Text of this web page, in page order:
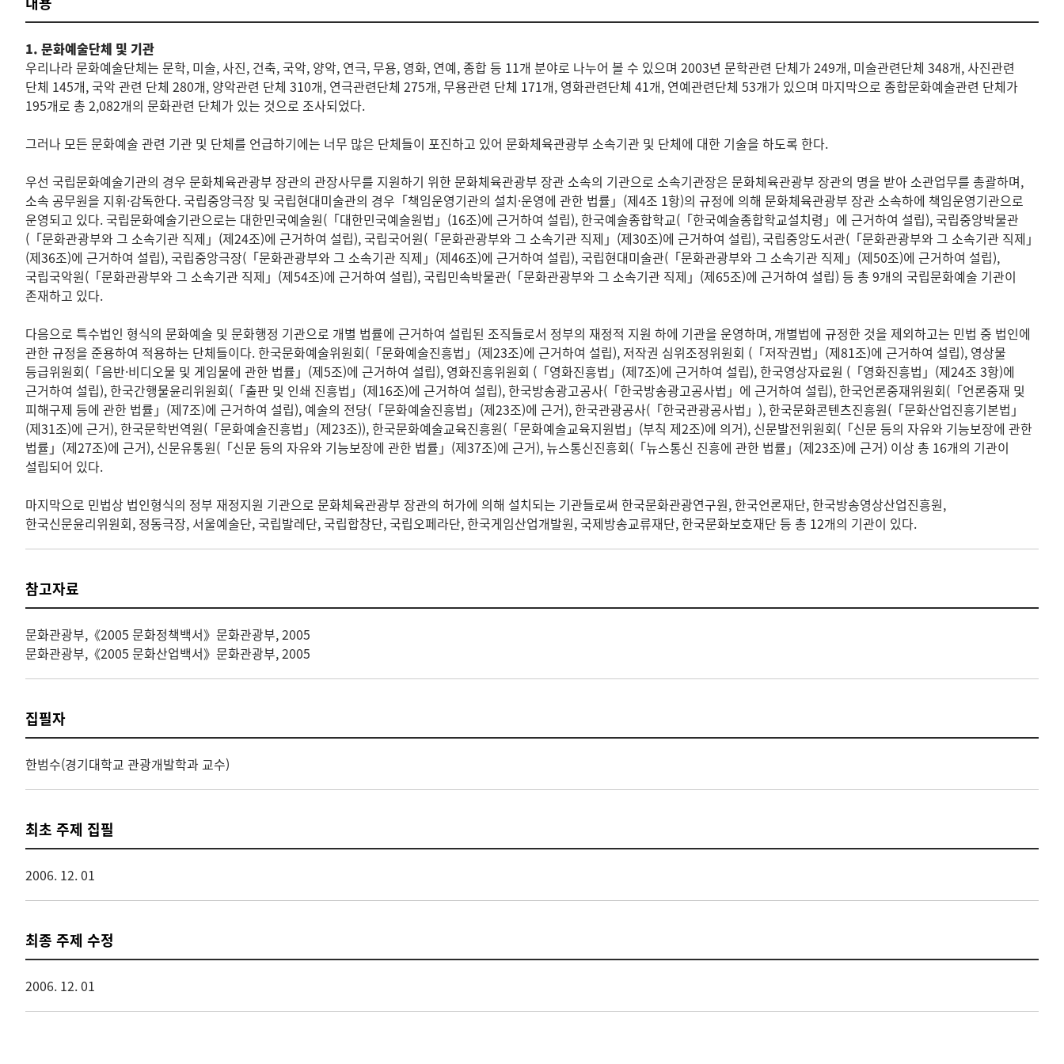
1. 문화예술단체 및 기관
우리나라 문화예술단체는 문학, 미술, 사진, 건축, 국악, 양악, 연극, 무용, 영화, 연예, 종합 등 11개 분야로 나누어 볼 수 있으며 2003년 문학관련 단체가 249개, 미술관련단체 348개, 사진관련
단체 145개, 국악 관련 단체 280개, 양악관련 단체 310개, 연극관련단체 275개, 무용관련 단체 171개, 영화관련단체 41개, 연예관련단체 53개가 있으며 마지막으로 종합문화예술관련 단체가
195개로 총 2,082개의 문화관련 단체가 있는 것으로 조사되었다.
그러나 모든 문화예술 관련 기관 및 단체를 언급하기에는 너무 많은 단체들이 포진하고 있어 문화체육관광부 소속기관 및 단체에 대한 기술을 하도록 한다.
우선 국립문화예술기관의 경우 문화체육관광부 장관의 관장사무를 지원하기 위한 문화체육관광부 장관 소속의 기관으로 소속기관장은 문화체육관광부 장관의 명을 받아 소관업무를 총괄하며,
소속 공무원을 지휘·감독한다. 국립중앙극장 및 국립현대미술관의 경우「책임운영기관의 설치·운영에 관한 법률」(제4조 1항)의 규정에 의해 문화체육관광부 장관 소속하에 책임운영기관으로
운영되고 있다. 국립문화예술기관으로는 대한민국예술원(「대한민국예술원법」(16조)에 근거하여 설립), 한국예술종합학교(「한국예술종합학교설치령」에 근거하여 설립), 국립중앙박물관
(「문화관광부와 그 소속기관 직제」(제24조)에 근거하여 설립), 국립국어원(「문화관광부와 그 소속기관 직제」(제30조)에 근거하여 설립), 국립중앙도서관(「문화관광부와 그 소속기관 직제」
(제36조)에 근거하여 설립), 국립중앙극장(「문화관광부와 그 소속기관 직제」(제46조)에 근거하여 설립), 국립현대미술관(「문화관광부와 그 소속기관 직제」(제50조)에 근거하여 설립),
국립국악원(「문화관광부와 그 소속기관 직제」(제54조)에 근거하여 설립), 국립민속박물관(「문화관광부와 그 소속기관 직제」(제65조)에 근거하여 설립) 등 총 9개의 국립문화예술 기관이
존재하고 있다.
다음으로 특수법인 형식의 문화예술 및 문화행정 기관으로 개별 법률에 근거하여 설립된 조직들로서 정부의 재정적 지원 하에 기관을 운영하며, 개별법에 규정한 것을 제외하고는 민법 중 법인에
관한 규정을 준용하여 적용하는 단체들이다. 한국문화예술위원회(「문화예술진흥법」(제23조)에 근거하여 설립), 저작권 심위조정위원회 (「저작권법」(제81조)에 근거하여 설립), 영상물
등급위원회(「음반·비디오물 및 게임물에 관한 법률」(제5조)에 근거하여 설립), 영화진흥위원회 (「영화진흥법」(제7조)에 근거하여 설립), 한국영상자료원 (「영화진흥법」(제24조 3항)에
근거하여 설립), 한국간행물윤리위원회(「출판 및 인쇄 진흥법」(제16조)에 근거하여 설립), 한국방송광고공사(「한국방송광고공사법」에 근거하여 설립), 한국언론중재위원회(「언론중재 및
피해구제 등에 관한 법률」(제7조)에 근거하여 설립), 예술의 전당(「문화예술진흥법」(제23조)에 근거), 한국관광공사(「한국관광공사법」), 한국문화콘텐츠진흥원(「문화산업진흥기본법」
(제31조)에 근거), 한국문학번역원(「문화예술진흥법」(제23조)), 한국문화예술교육진흥원(「문화예술교육지원법」(부칙 제2조)에 의거), 신문발전위원회(「신문 등의 자유와 기능보장에 관한
법률」(제27조)에 근거), 신문유통원(「신문 등의 자유와 기능보장에 관한 법률」(제37조)에 근거), 뉴스통신진흥회(「뉴스통신 진흥에 관한 법률」(제23조)에 근거) 이상 총 16개의 기관이
설립되어 있다.
마지막으로 민법상 법인형식의 정부 재정지원 기관으로 문화체육관광부 장관의 허가에 의해 설치되는 기관들로써 한국문화관광연구원, 한국언론재단, 한국방송영상산업진흥원,
한국신문윤리위원회, 정동극장, 서울예술단, 국립발레단, 국립합창단, 국립오페라단, 한국게임산업개발원, 국제방송교류재단, 한국문화보호재단 등 총 12개의 기관이 있다.
참고자료
문화관광부,《2005 문화정책백서》문화관광부, 2005
문화관광부,《2005 문화산업백서》문화관광부, 2005
집필자
한범수(경기대학교 관광개발학과 교수)
최초 주제 집필
2006. 12. 01
최종 주제 수정
2006. 12. 01